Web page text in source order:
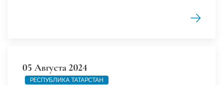
05 Августа 2024
РЕСПУБЛИКА ТАТАРСТАН